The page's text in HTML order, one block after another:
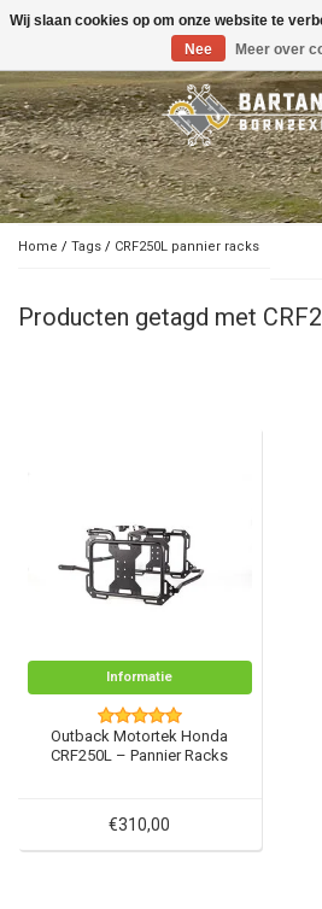
Toggle
Home / Tags / CRF250L pannier racks
Producten getagd met
Informatie
Outback Motortek Honda
CRF250L – Pannier Racks
€310,00
Wij slaan cookies op om onze website te
Nee
Meer over